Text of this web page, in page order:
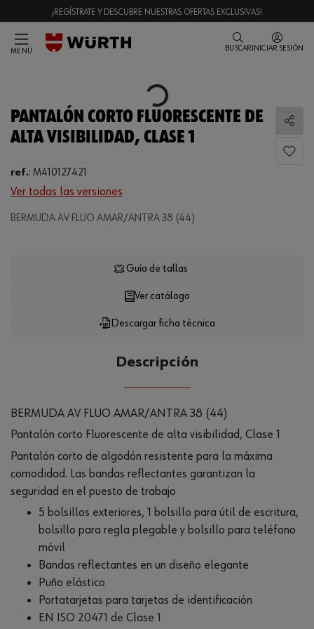
¡REGÍSTRATE Y DESCUBRE NUESTRAS OFERTAS EXCLUSIVAS!
MENÚ BUSCAR INICIAR SESIÓN
Loading...
PANTALÓN CORTO FLUORESCENTE DE
ALTA VISIBILIDAD, CLASE 1
ref.: M410127421
Ver todas las versiones
BERMUDA AV FLUO AMAR/ANTRA 38 (44)
Loading...
Descargar ficha técnica
Ver catálogo
Guía de tallas
Descripción
BERMUDA AV FLUO AMAR/ANTRA 38 (44)
Pantalón corto Fluorescente de alta visibilidad, Clase 1
Pantalón corto de algodón resistente para la máxima
comodidad. Las bandas reflectantes garantizan la
seguridad en el puesto de trabajo
5 bolsillos exteriores, 1 bolsillo para útil de escritura,
bolsillo para regla plegable y bolsillo para teléfono
móvil
Bandas reflectantes en un diseño elegante
Puño elástico
Portatarjetas para tarjetas de identificación
EN ISO 20471 de Clase 1